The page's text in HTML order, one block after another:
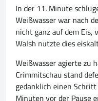
In der 11. Minute
Weißwasser war nach
nicht ganz auf dem Eis,
Walsh nutzte dies
Weißwasser agierte zu
Crimmitschau stand
gedanklich einen